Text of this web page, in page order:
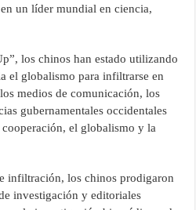
un líder mundial en ciencia,
los chinos han estado utilizando
el globalismo para infiltrarse en
medios de comunicación, los
gubernamentales occidentales
el globalismo y la
infiltración, los chinos prodigaron
investigación y editoriales